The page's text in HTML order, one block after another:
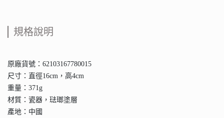
規格說明
原廠貨號：62103167780015
尺寸：直徑16cm，高4cm
重量：371g
材質：瓷器，琺瑯塗層
產地：中國